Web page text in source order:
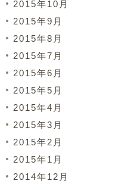
2015年10月
2015年9月
2015年8月
2015年7月
2015年6月
2015年5月
2015年4月
2015年3月
2015年2月
2015年1月
2014年12月